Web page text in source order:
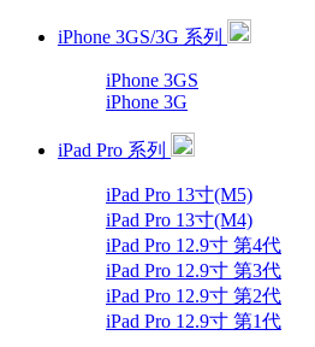
iPhone 3GS/3G 系列
iPhone 3GS
iPhone 3G
iPad Pro 系列
iPad Pro 13寸(M5)
iPad Pro 13寸(M4)
iPad Pro 12.9寸 第4代
iPad Pro 12.9寸 第3代
iPad Pro 12.9寸 第2代
iPad Pro 12.9寸 第1代